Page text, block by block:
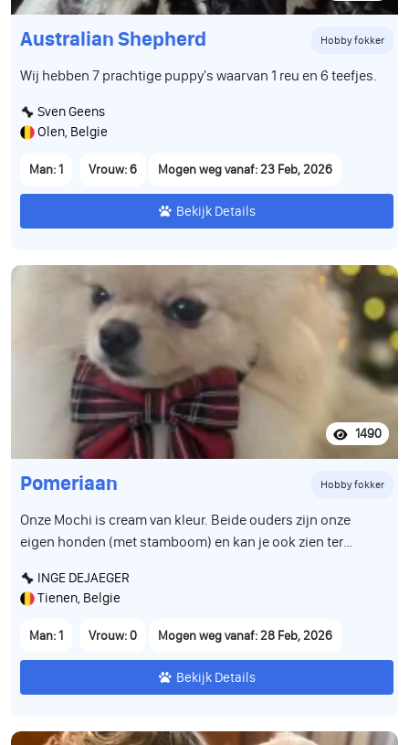
Australian Shepherd Hobby fokker
Wij hebben 7 prachtige puppy's waarvan 1 reu en 6 teefjes.
Sven Geens
Olen, Belgie
Man: 1 Vrouw: 6 Mogen weg vanaf: 23 Feb, 2026
Bekijk Details
1490
Pomeriaan Hobby fokker
Onze Mochi is cream van kleur. Beide ouders zijn onze
eigen honden (met stamboom) en kan je ook zien ter
geluiden en bewegingen van het dagelijkse leven gewoon.
De puppy is volledig gezond, werd gecontroleerd door de
dierenarts en is correct gevaccineerd volgens leeftijd. Hij
hem een warme, liefdevolle en verantwoordelijke familie
die hem een prachtig leven zal geven. Stuur gerust een
INGE DEJAEGER
Tienen, Belgie
Man: 1 Vrouw: 0 Mogen weg vanaf: 28 Feb, 2026
Bekijk Details